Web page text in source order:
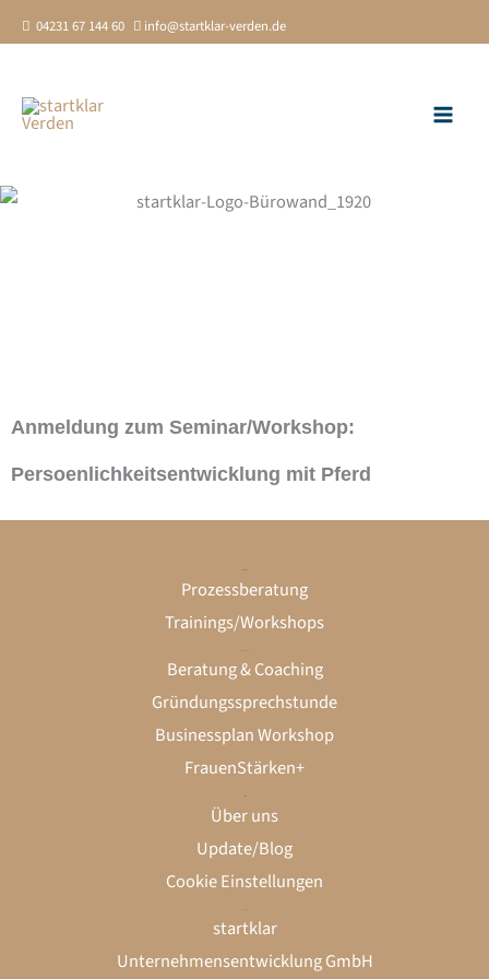
Zum
Inhalt
04231 67 144 60 info@startklar-verden.de
Anmeldung zum Seminar/Workshop:
Persoenlichkeitsentwicklung mit Pferd
Prozessberatung
Trainings/Workshops
Beratung & Coaching
Gründungssprechstunde
Businessplan Workshop
FrauenStärken+
Über uns
Update/Blog
Cookie Einstellungen
startklar
Unternehmensentwicklung GmbH